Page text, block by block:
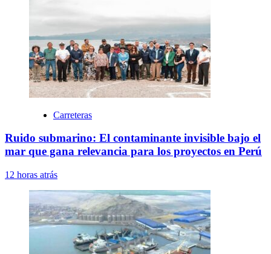
Carreteras
Ruido submarino: El contaminante invisible bajo el
mar que gana relevancia para los proyectos en Perú
12 horas atrás